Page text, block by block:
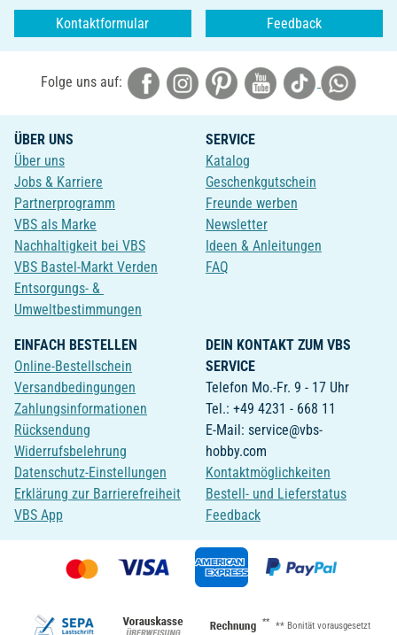
Kontaktformular Feedback
Folge uns auf:
ÜBER UNS
Über uns
Jobs & Karriere
Partnerprogramm
VBS als Marke
Nachhaltigkeit bei VBS
VBS Bastel-Markt Verden
Entsorgungs- &
Umweltbestimmungen
SERVICE
Katalog
Geschenkgutschein
Freunde werben
Newsletter
Ideen & Anleitungen
FAQ
EINFACH BESTELLEN
Online-Bestellschein
Versandbedingungen
Zahlungsinformationen
Rücksendung
Widerrufsbelehrung
Datenschutz-Einstellungen
Erklärung zur Barrierefreiheit
VBS App
DEIN KONTAKT ZUM VBS
SERVICE
Telefon Mo.-Fr. 9 - 17 Uhr
Tel.: +49 4231 - 668 11
E-Mail: service@vbs-
hobby.com
Kontaktmöglichkeiten
Bestell- und Lieferstatus
Feedback
** ** Bonität vorausgesetzt